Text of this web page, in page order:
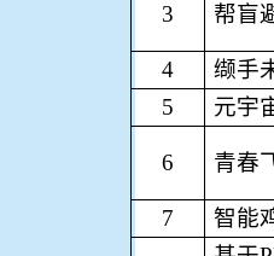
3 帮盲
4
缬手
5
元宇
6 青春
7 智能